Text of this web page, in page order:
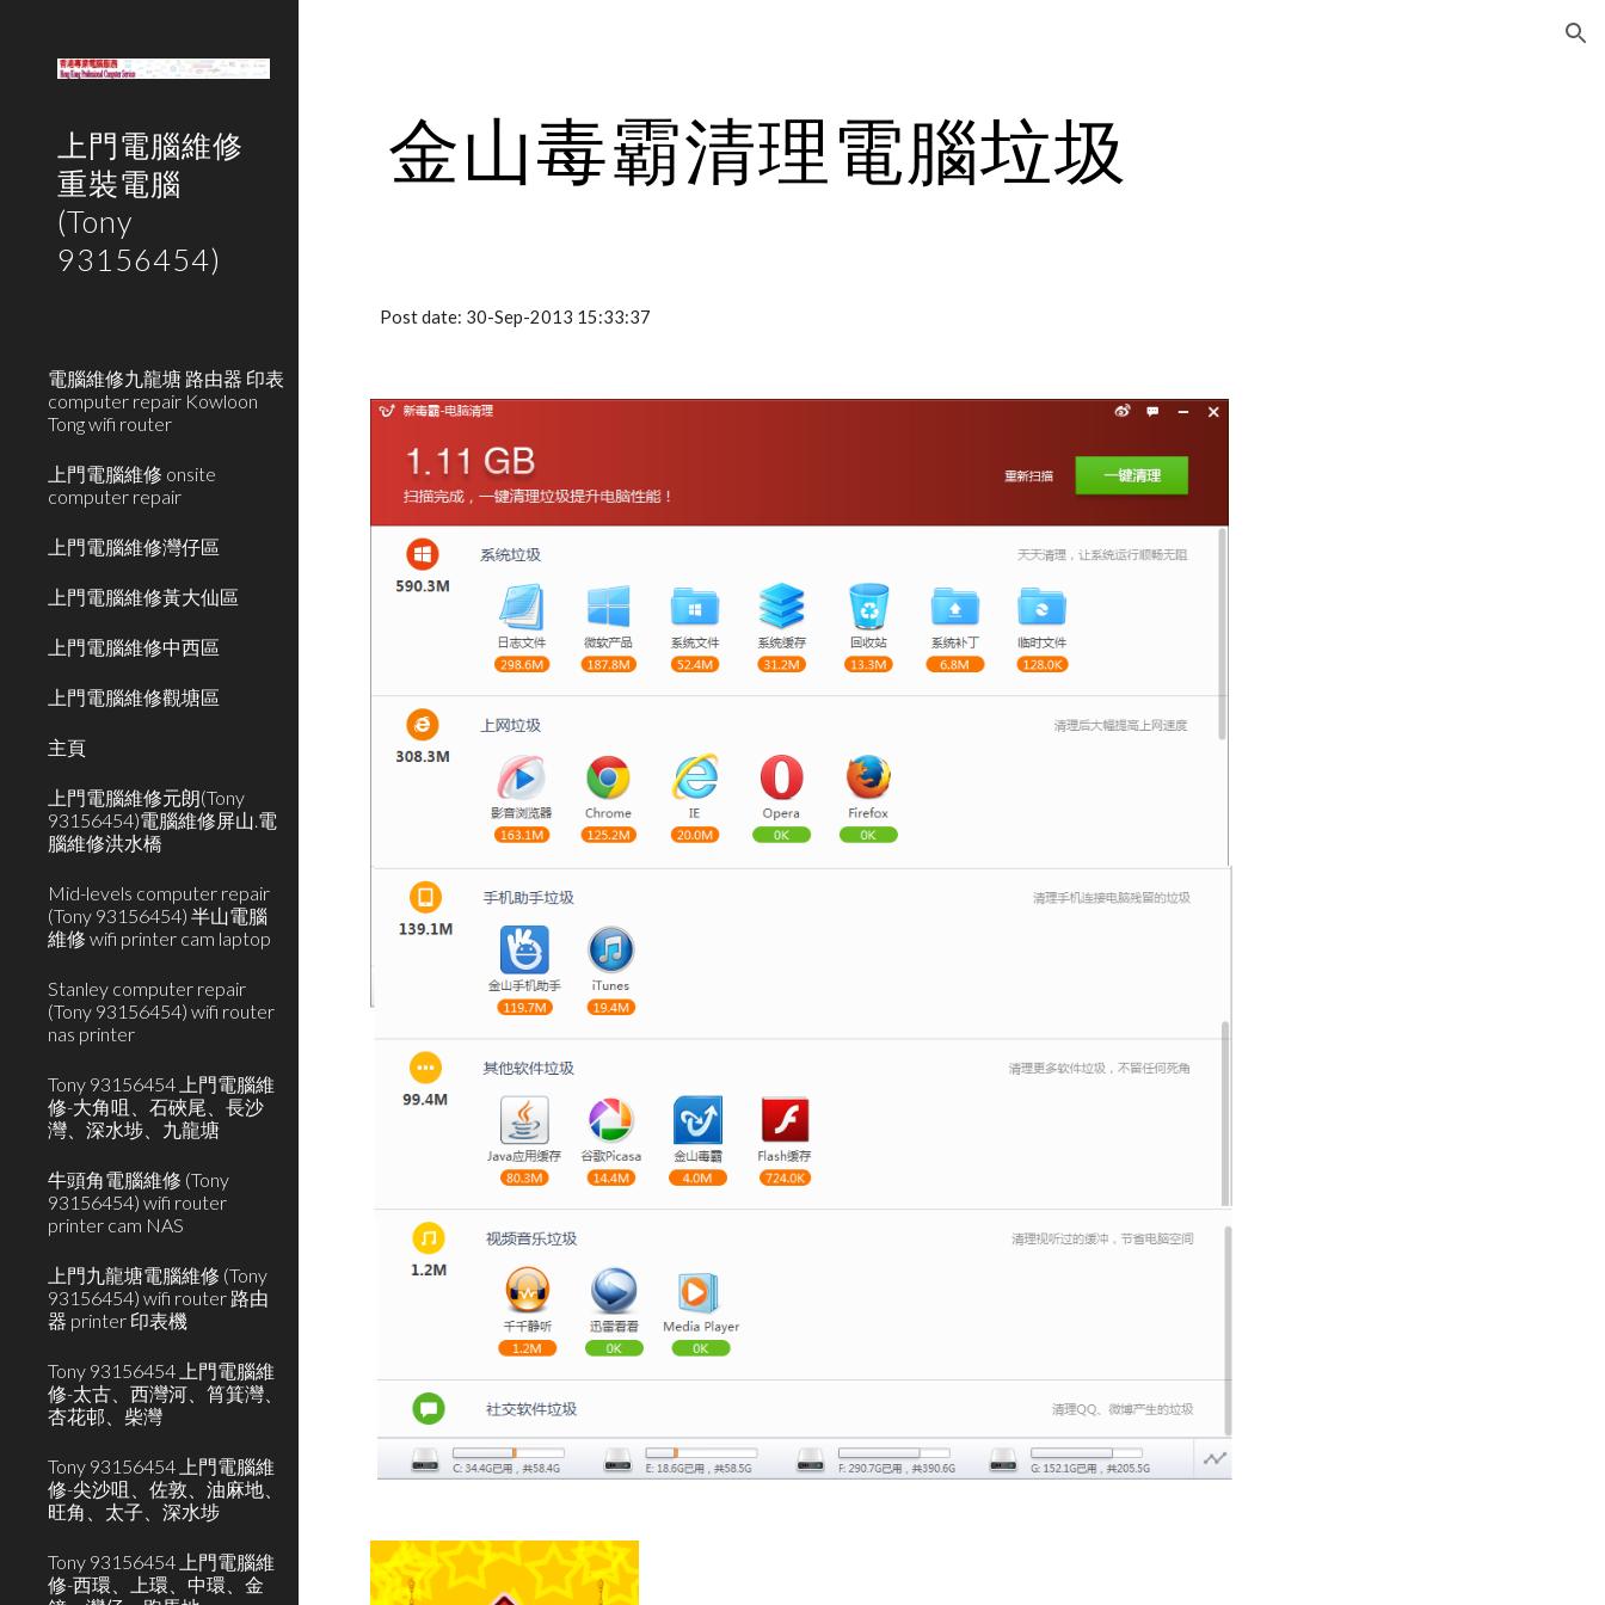
上門電腦維修
重裝電腦
(Tony
93156454)
電腦維修九龍塘 路由器 印表
computer repair Kowloon
Tong wifi router
上門電腦維修 onsite
computer repair
上門電腦維修灣仔區
上門電腦維修黃大仙區
上門電腦維修中西區
上門電腦維修觀塘區
主頁
上門電腦維修元朗(Tony
93156454)電腦維修屏山.電
腦維修洪水橋
Mid-levels computer repair
(Tony 93156454) 半山電腦
維修 wifi printer cam laptop
Stanley computer repair
(Tony 93156454) wifi router
nas printer
Tony 93156454 上門電腦維
修-大角咀、石硤尾、長沙
灣、深水埗、九龍塘
牛頭角電腦維修 (Tony
93156454) wifi router
printer cam NAS
上門九龍塘電腦維修 (Tony
93156454) wifi router 路由
器 printer 印表機
Tony 93156454 上門電腦維
修-太古、西灣河、筲箕灣、
杏花邨、柴灣
Tony 93156454 上門電腦維
修-尖沙咀、佐敦、油麻地、
旺角、太子、深水埗
Tony 93156454 上門電腦維
修-西環、上環、中環、金
金山毒霸清理電腦垃圾
Post date: 30-Sep-2013 15:33:37